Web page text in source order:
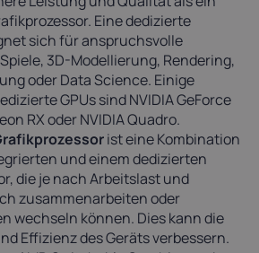
Eine dedizierte
sich für anspruchsvolle
3D-Modellierung, Rendering,
oder Data Science. Einige
GPUs sind NVIDIA GeForce
RX oder NVIDIA Quadro.
ist eine Kombination
und einem dedizierten
die je nach Arbeitslast und
zusammenarbeiten oder
wechseln können. Dies kann die
Effizienz des Geräts verbessern.